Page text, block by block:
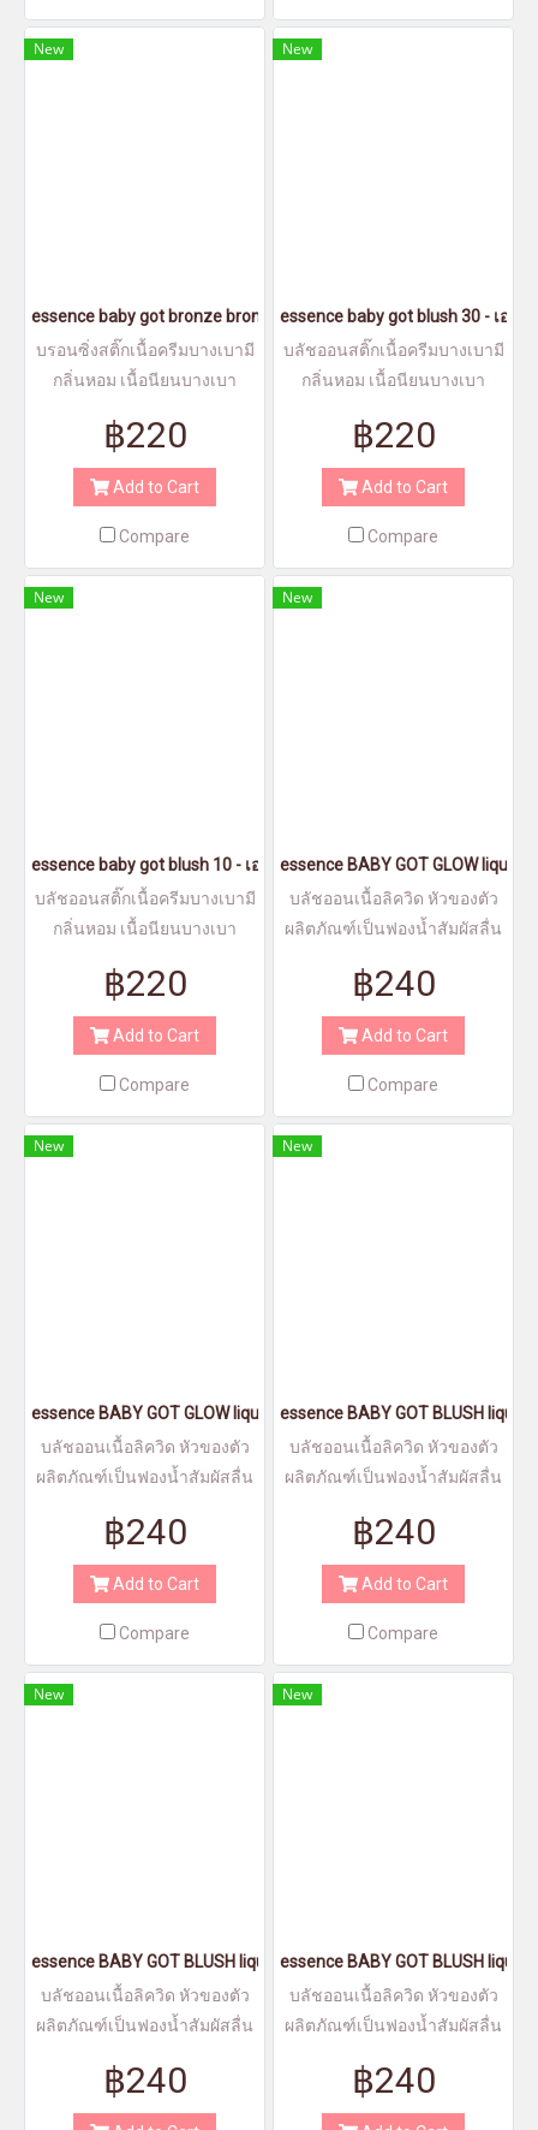
New
essence baby got bronze bronzing stick 10 - เอสเซนส์เบบี้ก็อทบร
บรอนซิ่งสติ๊กเนื้อครีมบางเบามี
กลิ่นหอม เนื้อนียนบางเบา
฿220
Add to Cart
Compare
New
essence baby got blush 30 - เอส
บลัชออนสติ๊กเนื้อครีมบางเบามี
กลิ่นหอม เนื้อนียนบางเบา
฿220
Add to Cart
Compare
New
essence baby got blush 10 - เอสเซนส์เบบี้ก็อทบลัช10
บลัชออนสติ๊กเนื้อครีมบางเบามี
กลิ่นหอม เนื้อนียนบางเบา
฿220
Add to Cart
Compare
New
essence BABY GOT GLOW
บลัชออนเนื้อลิควิด หัวของตัว
ผลิตภัณฑ์เป็นฟองน้ำสัมผัสลื่น
฿240
Add to Cart
Compare
New
essence BABY GOT GLOW liquid highlighter 10 - เอสเซนส์เบบี้ก็อท
บลัชออนเนื้อลิควิด หัวของตัว
ผลิตภัณฑ์เป็นฟองน้ำสัมผัสลื่น
฿240
Add to Cart
Compare
New
essence BABY GOT BLUSH
บลัชออนเนื้อลิควิด หัวของตัว
ผลิตภัณฑ์เป็นฟองน้ำสัมผัสลื่น
฿240
Add to Cart
Compare
New
essence BABY GOT BLUSH liquid blush 30 - เอสเซนส์เบบี้ก็อทบลัช
บลัชออนเนื้อลิควิด หัวของตัว
ผลิตภัณฑ์เป็นฟองน้ำสัมผัสลื่น
฿240
New
essence BABY GOT BLUSH
บลัชออนเนื้อลิควิด หัวของตัว
ผลิตภัณฑ์เป็นฟองน้ำสัมผัสลื่น
฿240